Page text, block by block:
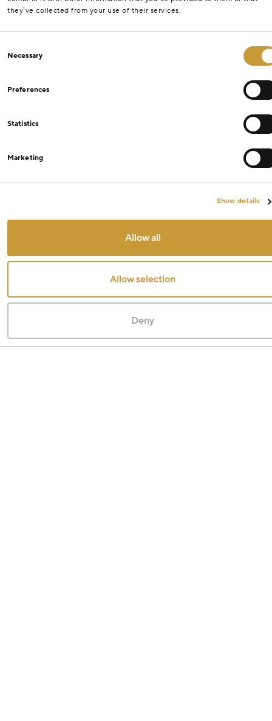
they’ve collected from your use of their services.
Selection
Necessary
Preferences
Statistics
Marketing
Show details
Allow all
Allow selection
Deny